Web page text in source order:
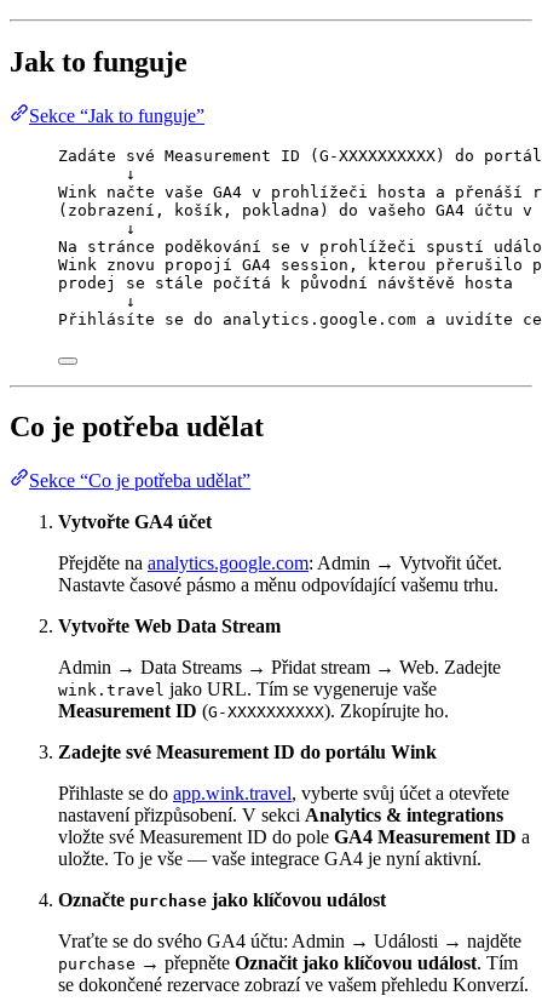
Jak to funguje
Sekce “Jak to funguje”
Zadáte své Measurement ID (G-XXXXXXXXXX) do
↓
Wink načte vaše GA4 v prohlížeči hosta a přenáší
(zobrazení, košík, pokladna) do vašeho GA4 účtu v
↓
Na stránce poděkování se v prohlížeči spustí
Wink znovu propojí GA4 session, kterou přerušilo
prodej se stále počítá k původní návštěvě hosta
↓
Přihlásíte se do analytics.google.com a uvidíte
Co je potřeba udělat
Sekce “Co je potřeba udělat”
Vytvořte GA4 účet
Přejděte na analytics.google.com: Admin → Vytvořit účet.
Nastavte časové pásmo a měnu odpovídající vašemu trhu.
Vytvořte Web Data Stream
Admin → Data Streams → Přidat stream → Web. Zadejte
wink.travel jako URL. Tím se vygeneruje vaše
Measurement ID (G-XXXXXXXXXX). Zkopírujte ho.
Zadejte své Measurement ID do portálu Wink
Přihlaste se do app.wink.travel, vyberte svůj účet a otevřete
nastavení přizpůsobení. V sekci Analytics & integrations
vložte své Measurement ID do pole GA4 Measurement ID a
uložte. To je vše — vaše integrace GA4 je nyní aktivní.
Označte purchase jako klíčovou událost
Vraťte se do svého GA4 účtu: Admin → Události → najděte
purchase → přepněte Označit jako klíčovou událost. Tím
se dokončené rezervace zobrazí ve vašem přehledu Konverzí.